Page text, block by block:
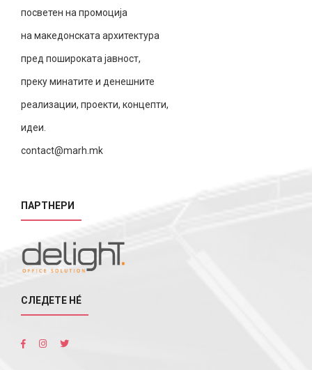
посветен на промоција
на македонската архитектура
пред пошироката јавност,
преку минатите и денешните
реализации, проекти, концепти,
идеи.
contact@marh.mk
ПАРТНЕРИ
СЛЕДЕТЕ НÉ